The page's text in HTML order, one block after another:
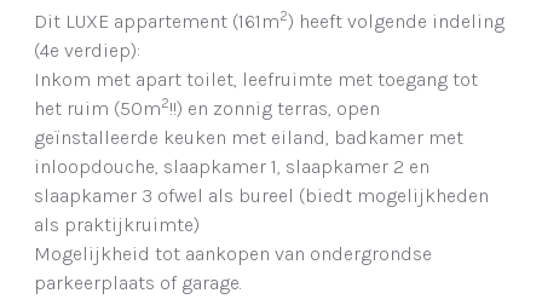
Dit LUXE appartement (161m2) heeft volgende indeling
(4e verdiep):
Inkom met apart toilet, leefruimte met toegang tot
het ruim (50m2!!) en zonnig terras, open
geïnstalleerde keuken met eiland, badkamer met
inloopdouche, slaapkamer 1, slaapkamer 2 en
slaapkamer 3 ofwel als bureel (biedt mogelijkheden
als praktijkruimte)
Mogelijkheid tot aankopen van ondergrondse
parkeerplaats of garage.